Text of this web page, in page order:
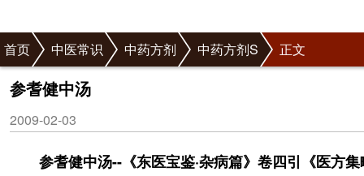
首页 中医常识 中药方剂 中药方剂S 正文
参耆健中汤
2009-02-03
参耆健中汤--《东医宝鉴·杂病篇》卷四引《医方